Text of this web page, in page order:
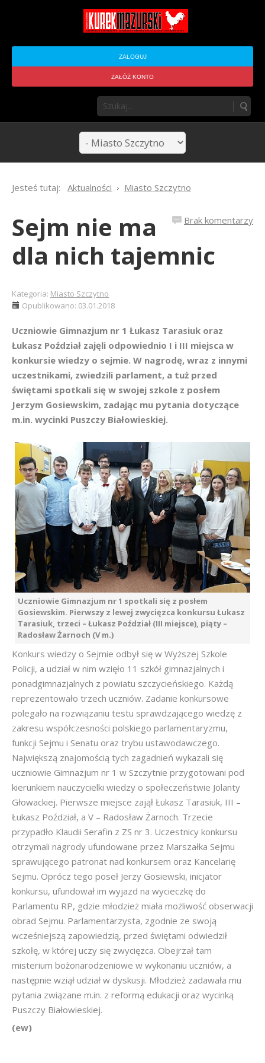
ZALOGUJ
ZAŁÓŻ KONTO
Jesteś tutaj: Aktualności Miasto Szczytno
Brak komentarzy
Sejm nie ma
dla nich tajemnic
Kategoria: Miasto Szczytno
Opublikowano: 03.01.2018
Uczniowie Gimnazjum nr 1 Łukasz Tarasiuk oraz
Łukasz Poździał zajęli odpowiednio I i III miejsca w
konkursie wiedzy o sejmie. W nagrodę, wraz z innymi
uczestnikami, zwiedzili parlament, a tuż przed
świętami spotkali się w swojej szkole z posłem
Jerzym Gosiewskim, zadając mu pytania dotyczące
m.in. wycinki Puszczy Białowieskiej.
Uczniowie Gimnazjum nr 1 spotkali się z posłem
Gosiewskim. Pierwszy z lewej zwycięzca konkursu Łukasz
Tarasiuk, trzeci – Łukasz Poździał (III miejsce), piąty –
Radosław Żarnoch (V m.)
Konkurs wiedzy o Sejmie odbył się w Wyższej Szkole
Policji, a udział w nim wzięło 11 szkół gimnazjalnych i
ponadgimnazjalnych z powiatu szczycieńskiego. Każdą
reprezentowało trzech uczniów. Zadanie konkursowe
polegało na rozwiązaniu testu sprawdzającego wiedzę z
zakresu współczesności polskiego parlamentaryzmu,
funkcji Sejmu i Senatu oraz trybu ustawodawczego.
Największą znajomością tych zagadnień wykazali się
uczniowie Gimnazjum nr 1 w Szczytnie przygotowani pod
kierunkiem nauczycielki wiedzy o społeczeństwie Jolanty
Głowackiej. Pierwsze miejsce zajął Łukasz Tarasiuk, III –
Łukasz Poździał, a V – Radosław Żarnoch. Trzecie
przypadło Klaudii Serafin z ZS nr 3. Uczestnicy konkursu
otrzymali nagrody ufundowane przez Marszałka Sejmu
sprawującego patronat nad konkursem oraz Kancelarię
Sejmu. Oprócz tego poseł Jerzy Gosiewski, inicjator
konkursu, ufundował im wyjazd na wycieczkę do
Parlamentu RP, gdzie młodzież miała możliwość obserwacji
obrad Sejmu. Parlamentarzysta, zgodnie ze swoją
wcześniejszą zapowiedzią, przed świętami odwiedził
szkołę, w której uczy się zwycięzca. Obejrzał tam
misterium bożonarodzeniowe w wykonaniu uczniów, a
następnie wziął udział w dyskusji. Młodzież zadawała mu
pytania związane m.in. z reformą edukacji oraz wycinką
Puszczy Białowieskiej.
(ew)